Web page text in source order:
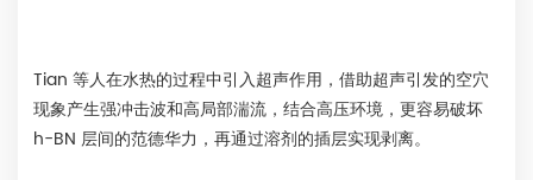
Tian 等人在水热的过程中引入超声作用，借助超声引发的空穴
现象产生强冲击波和高局部湍流，结合高压环境，更容易破坏
h-BN 层间的范德华力，再通过溶剂的插层实现剥离。